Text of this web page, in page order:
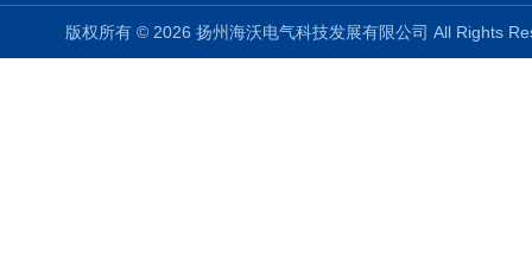
版权所有 © 2026 扬州海沃电气科技发展有限公司 All